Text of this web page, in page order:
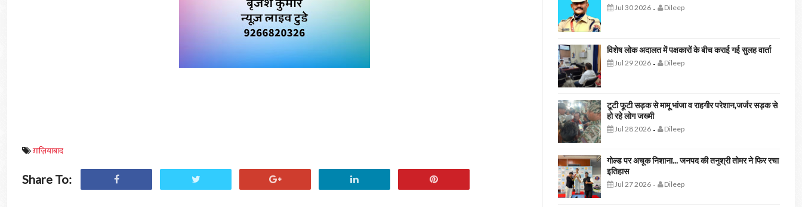
ग़ाज़ियाबाद
Share To:
Jul 30 2026- Dileep
विशेष लोक अदालत में पक्षकारों के बीच कराई गई सुलह वार्ता
Jul 29 2026- Dileep
टूटी फूटी सड़क से मामू भांजा व राहगीर परेशान,जर्जर सड़क से
हो रहे लोग जख्मी
Jul 28 2026- Dileep
गोल्ड पर अचूक निशाना... जनपद की तनुश्री तोमर ने फिर रचा
इतिहास
Jul 27 2026- Dileep